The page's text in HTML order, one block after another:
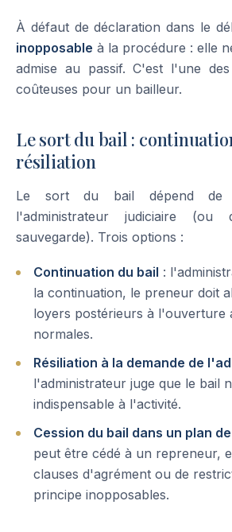
À défaut de déclaration dans le
inopposable à la procédure : elle
admise au passif. C'est l'une
coûteuses pour un bailleur.
Le sort du bail :
résiliation
Le sort du bail dépend de
l'administrateur judiciaire
sauvegarde). Trois options :
Continuation du bail :
la continuation, le preneur doit
loyers postérieurs à l'ouverture
normales.
Résiliation à la demande de
l'administrateur juge que le bail
indispensable à l'activité.
Cession du bail dans un plan
peut être cédé à un repreneur,
clauses d'agrément ou de
principe inopposables.